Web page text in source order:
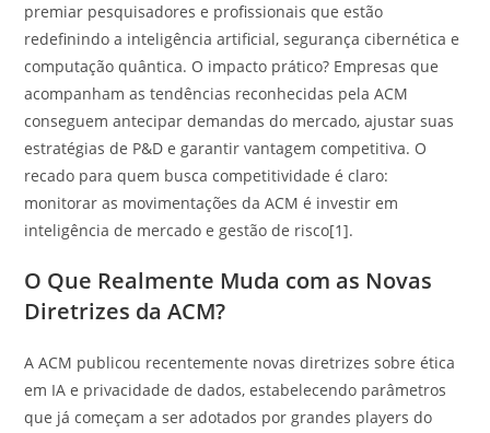
premiar pesquisadores e profissionais que estão
redefinindo a inteligência artificial, segurança cibernética e
computação quântica. O impacto prático? Empresas que
acompanham as tendências reconhecidas pela ACM
conseguem antecipar demandas do mercado, ajustar suas
estratégias de P&D e garantir vantagem competitiva. O
recado para quem busca competitividade é claro:
monitorar as movimentações da ACM é investir em
inteligência de mercado e gestão de risco[1].
O Que Realmente Muda com as Novas
Diretrizes da ACM?
A ACM publicou recentemente novas diretrizes sobre ética
em IA e privacidade de dados, estabelecendo parâmetros
que já começam a ser adotados por grandes players do